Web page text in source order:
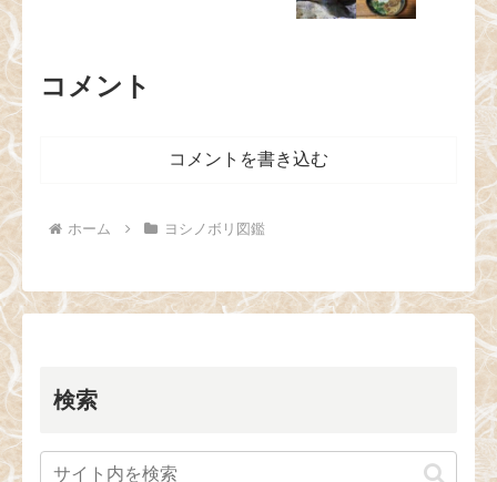
コメント
コメントを書き込む
ホーム ヨシノボリ図鑑
検索